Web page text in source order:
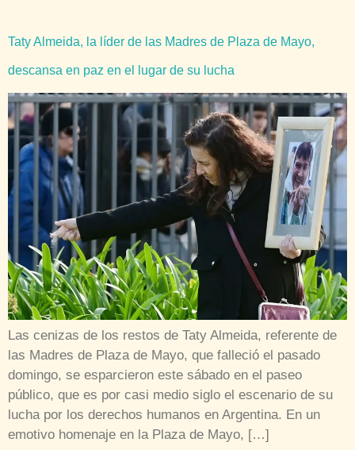
Taty Almeida, la líder de las Madres de Plaza de Mayo,
descansa en paz en el lugar de su lucha
Las cenizas de los restos de Taty Almeida, referente de
las Madres de Plaza de Mayo, que falleció el pasado
domingo, se esparcieron este sábado en el paseo
público, que es por casi medio siglo el escenario de su
lucha por los derechos humanos en Argentina. En un
emotivo homenaje en la Plaza de Mayo, […]